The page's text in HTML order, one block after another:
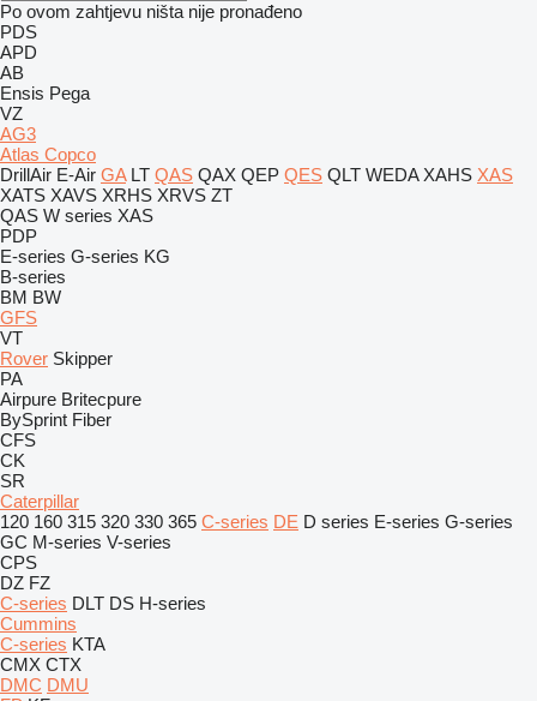
Po ovom zahtjevu ništa nije pronađeno
PDS
APD
AB
Ensis Pega
VZ
AG3
Atlas Copco
DrillAir E-Air GA LT QAS QAX QEP QES QLT WEDA XAHS XAS
XATS XAVS XRHS XRVS ZT
QAS W series XAS
PDP
E-series G-series KG
B-series
BM BW
GFS
VT
Rover Skipper
PA
Airpure Britecpure
BySprint Fiber
CFS
CK
SR
Caterpillar
120 160 315 320 330 365 C-series DE D series E-series G-series
GC M-series V-series
CPS
DZ FZ
C-series DLT DS H-series
Cummins
C-series KTA
CMX CTX
DMC DMU